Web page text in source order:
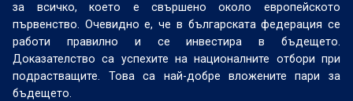
за всичко, което е свършено около европейското
първенство. Очевидно е, че в българската федерация се
работи правилно и се инвестира в бъдещето.
Доказателство са успехите на националните отбори при
подрастващите. Това са най-добре вложените пари за
бъдещето.